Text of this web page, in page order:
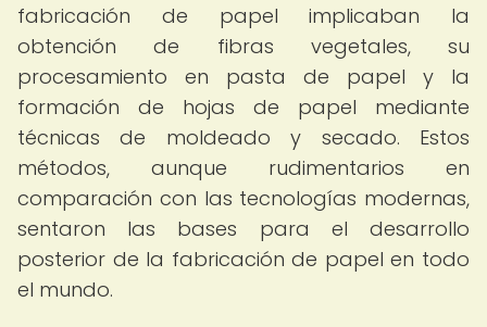
fabricación de papel implicaban la
obtención de fibras vegetales, su
procesamiento en pasta de papel y la
formación de hojas de papel mediante
técnicas de moldeado y secado. Estos
métodos, aunque rudimentarios en
comparación con las tecnologías modernas,
sentaron las bases para el desarrollo
posterior de la fabricación de papel en todo
el mundo.